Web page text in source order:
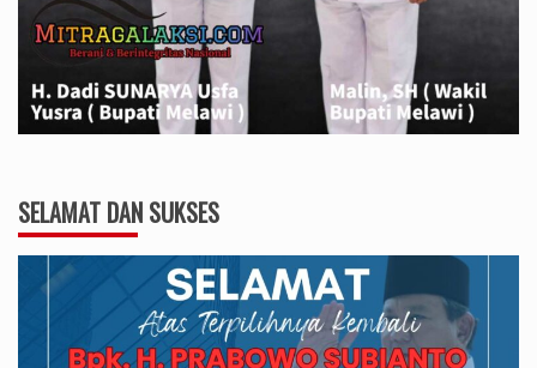
SELAMAT DAN SUKSES